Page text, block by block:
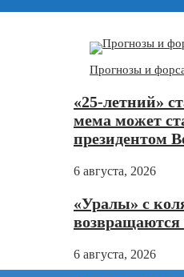
Прогнозы и
«25-летний»
мема может
президентом
6 августа, 2026
«Уралы» с
6 августа, 2026